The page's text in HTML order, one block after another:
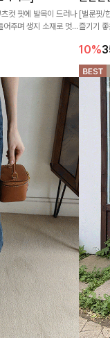
컷 핏에 발목이 드러나
주며 생지 소재로 멋을
[벌룬핏/
즐기기
10%